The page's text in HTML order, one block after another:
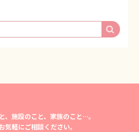
、施設のこと、家族のこと…。
気軽にご相談ください。